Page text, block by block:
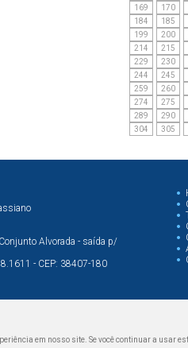
169
170
184
185
199
200
214
215
229
230
244
245
259
260
274
275
289
290
304
305
Alvorada - saída p/
- CEP: 38407-180
em nosso site. Se você continuar a usar